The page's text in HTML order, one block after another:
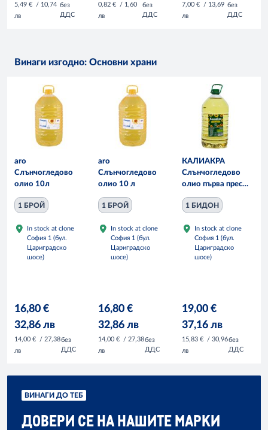
5,49 €
/ 10,74
лв
без
ДДС
0,82 €
/ 1,60
лв
без
ДДС
7,00 €
/ 13,69
лв
без
ДДС
Винаги изгодно: Основни храни
aro
Слънчогледово
олио 10л
1 БРОЙ
In stock at clone
София 1 (бул.
Цариградско
шосе)
16,80 €
32,86 лв
14,00 €
/ 27,38
лв
без
ДДС
aro
Слънчогледово
олио 10 л
1 БРОЙ
In stock at clone
София 1 (бул.
Цариградско
шосе)
16,80 €
32,86 лв
14,00 €
/ 27,38
лв
без
ДДС
КАЛИАКРА
Слънчогледово
олио първа преса
10л
1 БИДОН
In stock at clone
София 1 (бул.
Цариградско
шосе)
19,00 €
37,16 лв
15,83 €
/ 30,96
лв
без
ДДС
ВИНАГИ ДО ТЕБ
ДОВЕРИ СЕ НА НАШИТЕ МАРКИ